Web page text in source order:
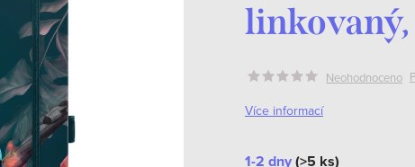
linkovaný,
Neohodnoceno
Více informací
1-2 dny(>5 ks)